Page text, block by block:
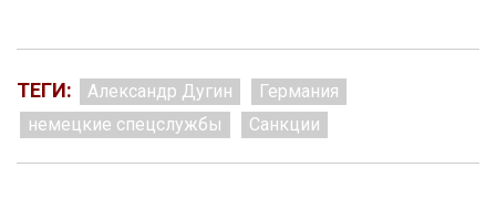
ТЕГИ: Александр Дугин
Германия
немецкие спецслужбы
Санкции